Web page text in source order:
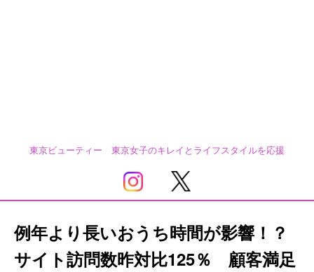
東京ビューティー 東京女子のキレイとライフスタイルを応援
例年より長いおうち時間が影響！？
サイト訪問数昨対比125％ 顧客満足